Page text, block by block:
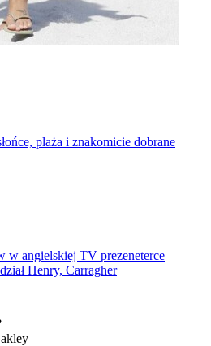
plaża i znakomicie dobrane
w angielskiej TV prezeneterce
Henry, Carragher